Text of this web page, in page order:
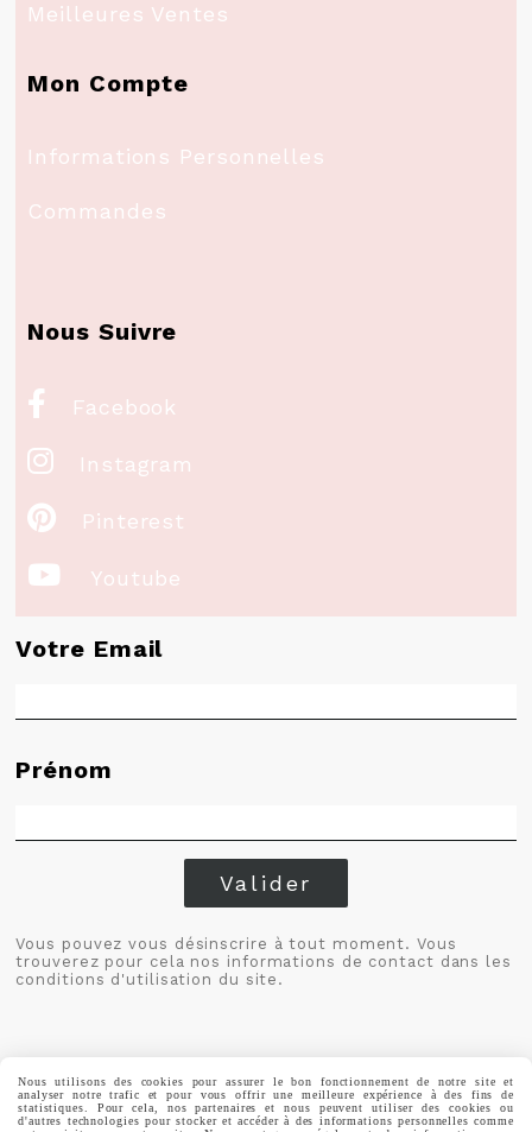
Meilleures Ventes
Mon Compte
Informations Personnelles
Commandes
Nous Suivre
 Facebook
 Instagram
 Pinterest
 Youtube
Votre Email
Prénom
Valider
Vous pouvez vous désinscrire à tout moment. Vous
trouverez pour cela nos informations de contact dans les
conditions d'utilisation du site.
MENTIONS LÉGALES
CONDITIONS GÉNÉRALES DE VENTE
Nous utilisons des cookies pour assurer le bon fonctionnement de notre site et
analyser notre trafic et pour vous offrir une meilleure expérience à des fins de
statistiques. Pour cela, nos partenaires et nous peuvent utiliser des cookies ou
d'autres technologies pour stocker et accéder à des informations personnelles comme